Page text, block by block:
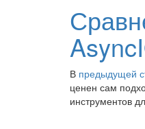
В предыдущей
ценен сам
инструментов